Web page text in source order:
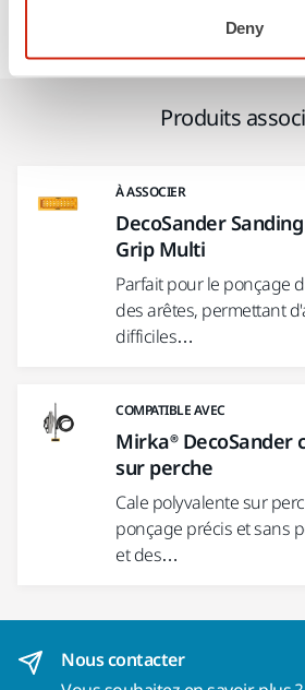
Deny
Produits
À ASSOCIER
DecoSander
Grip Multi
Parfait pour le ponçage
des arêtes, permettant
difficiles…
COMPATIBLE AVEC
Mirka® DecoSander
sur perche
Cale polyvalente sur
ponçage précis et sans
et des…
Nous contacter